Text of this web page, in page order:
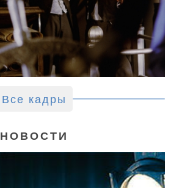
Все кадры
НОВОСТИ